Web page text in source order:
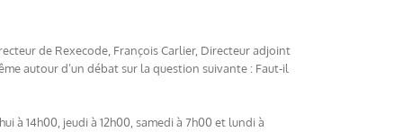
de Rexecode, François Carlier, Directeur adjoint
autour d’un débat sur la question suivante : Faut-il
à 14h00, jeudi à 12h00, samedi à 7h00 et lundi à